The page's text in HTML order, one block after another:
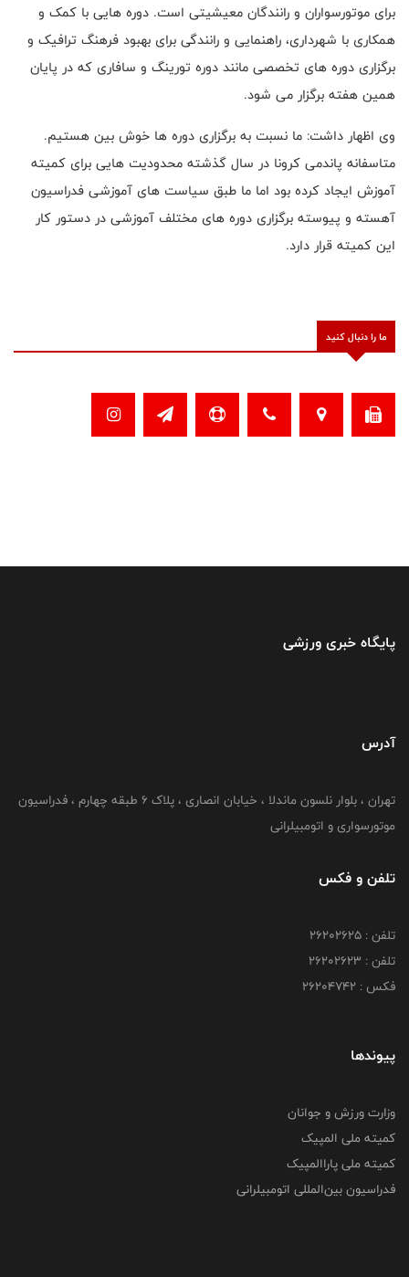
برای موتورسواران و رانندگان معیشیتی است. دوره هایی با کمک و
همکاری با شهرداری، راهنمایی و رانندگی برای بهبود فرهنگ ترافیک و
برگزاری دوره های تخصصی مانند دوره تورینگ و سافاری که در پایان
همین هفته برگزار می شود.
وی اظهار داشت: ما نسبت به برگزاری دوره ها خوش بین هستیم.
متاسفانه پاندمی کرونا در سال گذشته محدودیت هایی برای کمیته
آموزش ایجاد کرده بود اما ما طبق سیاست های آموزشی فدراسیون
آهسته و پیوسته برگزاری دوره های مختلف آموزشی در دستور کار
این کمیته قرار دارد.
ما را دنبال کنید
پایگاه خبری ورزشی
آدرس
تهران ، بلوار نلسون ماندلا ، خیابان انصاری ، پلاک ۶ طبقه چهارم ، فدراسیون
موتورسواری و اتومبیلرانی
تلفن و فکس
تلفن : ۲۶۲۰۲۶۲۵
تلفن : ۲۶۲۰۲۶۲۳
فکس : ۲۶۲۰۴۷۴۲
پیوندها
وزارت ورزش و جوانان
کمیته ملی المپیک
کمیته ملی پاراالمپیک
فدراسیون بین‌المللی اتومبیلرانی